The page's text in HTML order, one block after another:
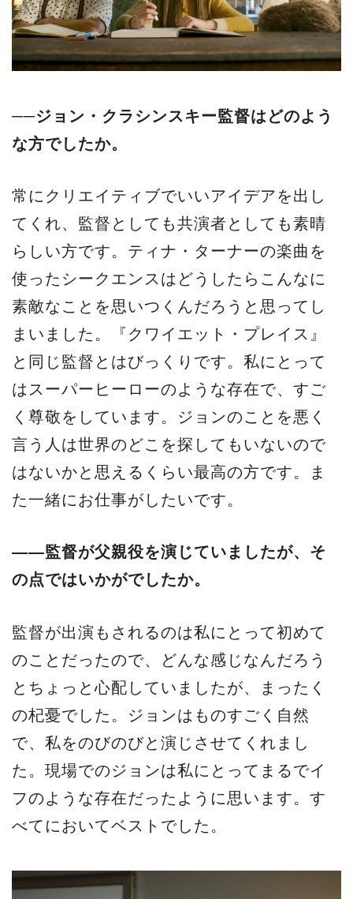
──ジョン・クラシンスキー監督はどのよう
な方でしたか。
常にクリエイティブでいいアイデアを出し
てくれ、監督としても共演者としても素晴
らしい方です。ティナ・ターナーの楽曲を
使ったシークエンスはどうしたらこんなに
素敵なことを思いつくんだろうと思ってし
まいました。『クワイエット・プレイス』
と同じ監督とはびっくりです。私にとって
はスーパーヒーローのような存在で、すご
く尊敬をしています。ジョンのことを悪く
言う人は世界のどこを探してもいないので
はないかと思えるくらい最高の方です。ま
た一緒にお仕事がしたいです。
――監督が父親役を演じていましたが、そ
の点ではいかがでしたか。
監督が出演もされるのは私にとって初めて
のことだったので、どんな感じなんだろう
とちょっと心配していましたが、まったく
の杞憂でした。ジョンはものすごく自然
で、私をのびのびと演じさせてくれまし
た。現場でのジョンは私にとってまるでイ
フのような存在だったように思います。す
べてにおいてベストでした。